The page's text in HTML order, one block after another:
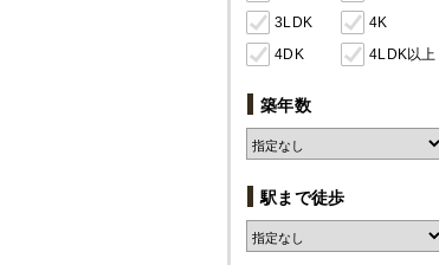
3LDK
4K
4DK
4LDK以上
築年数
駅まで徒歩